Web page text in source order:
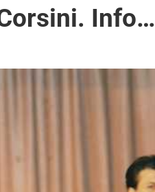
Info…